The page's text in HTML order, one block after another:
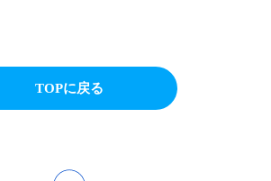
TOPに戻る